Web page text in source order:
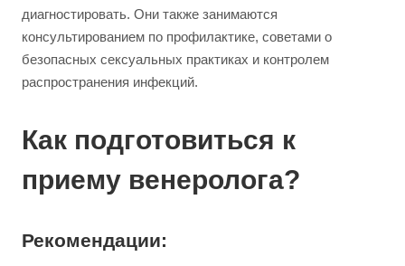
диагностировать. Они также занимаются
консультированием по профилактике, советами о
безопасных сексуальных практиках и контролем
распространения инфекций.
Как подготовиться к
приему венеролога?
Рекомендации: